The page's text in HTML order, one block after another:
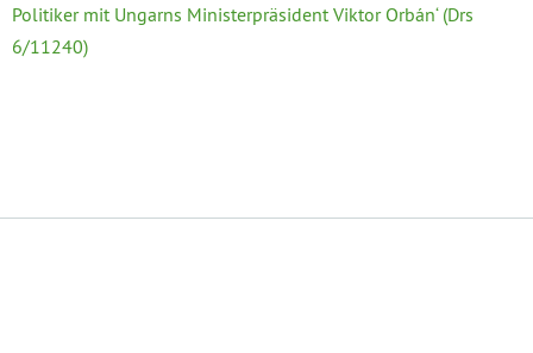
Politiker mit Ungarns Ministerpräsident Viktor Orbán‘ (Drs
6/11240)